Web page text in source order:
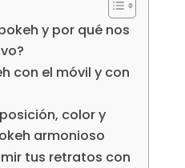
y por qué nos
con el móvil y con
color y
armonioso
tus retratos con